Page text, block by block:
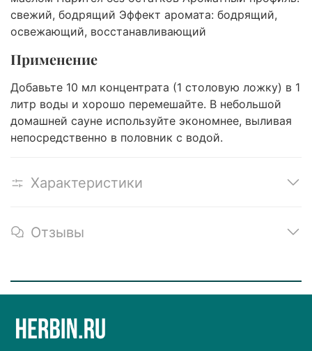
свежий, бодрящий Эффект аромата: бодрящий,
освежающий, восстанавливающий
Применение
Добавьте 10 мл концентрата (1 столовую ложку) в 1
литр воды и хорошо перемешайте. В небольшой
домашней сауне используйте экономнее, выливая
непосредственно в половник с водой.
Характеристики
Отзывы